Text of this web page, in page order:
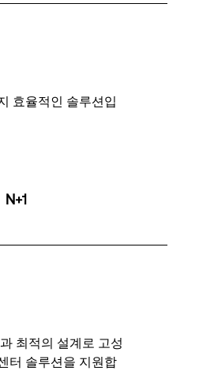
효율적인 솔루션입
N+1
최적의 설계로 고성
터 솔루션을 지원합